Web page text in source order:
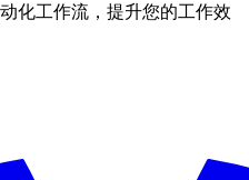
化工作流，提升您的工作效